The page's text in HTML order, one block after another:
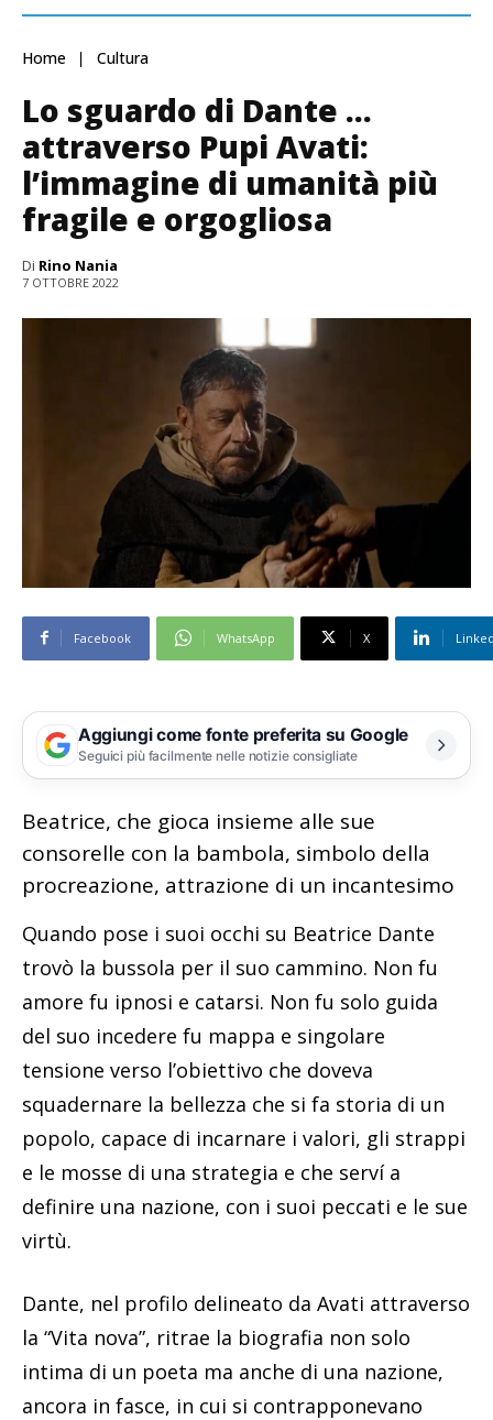
Home Cultura
Lo sguardo di Dante …
attraverso Pupi Avati:
l’immagine di umanità più
fragile e orgogliosa
Di Rino Nania
7 OTTOBRE 2022
Facebook WhatsApp X
Aggiungi come fonte preferita su Google
Seguici più facilmente nelle notizie consigliate
Beatrice, che gioca insieme alle sue
consorelle con la bambola, simbolo della
procreazione, attrazione di un incantesimo
Quando pose i suoi occhi su Beatrice Dante
trovò la bussola per il suo cammino. Non fu
amore fu ipnosi e catarsi. Non fu solo guida
del suo incedere fu mappa e singolare
tensione verso l’obiettivo che doveva
squadernare la bellezza che si fa storia di un
popolo, capace di incarnare i valori, gli strappi
e le mosse di una strategia e che serví a
definire una nazione, con i suoi peccati e le sue
virtù.
Dante, nel profilo delineato da Avati attraverso
la “Vita nova”, ritrae la biografia non solo
intima di un poeta ma anche di una nazione,
ancora in fasce, in cui si contrapponevano